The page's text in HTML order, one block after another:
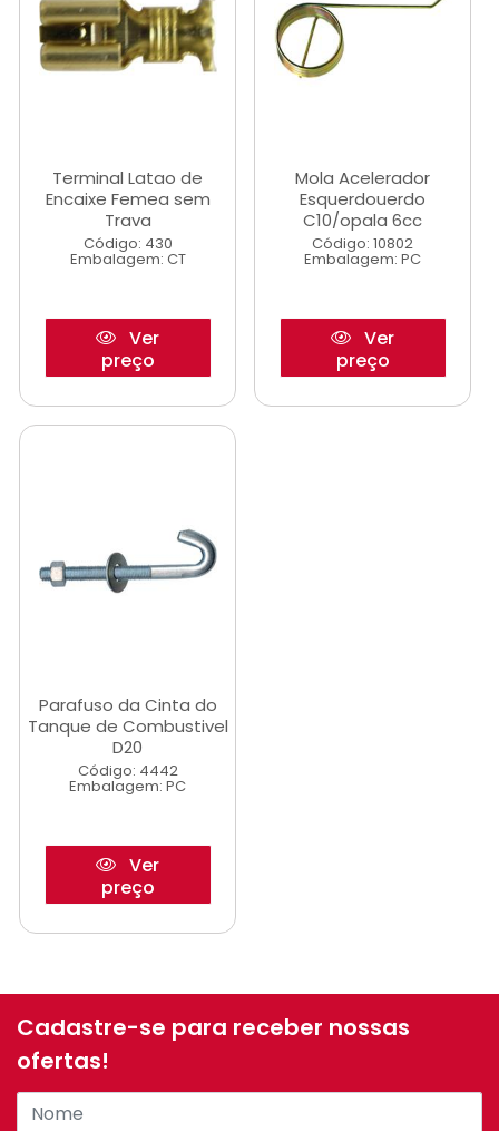
Terminal Latao de
Encaixe Femea sem
Trava
Código: 430
Embalagem: CT
Ver
preço
Mola Acelerador
Esquerdouerdo
C10/opala 6cc
Código: 10802
Embalagem: PC
Ver
preço
Parafuso da Cinta do
Tanque de Combustivel
D20
Código: 4442
Embalagem: PC
Ver
preço
Cadastre-se para receber nossas
ofertas!